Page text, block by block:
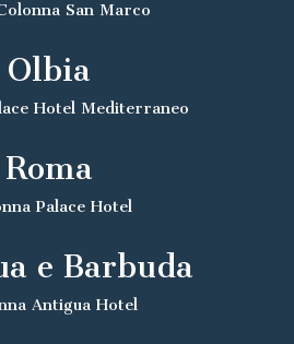
San Marco
Olbia
Hotel Mediterraneo
Roma
Palace Hotel
e Barbuda
Antigua Hotel